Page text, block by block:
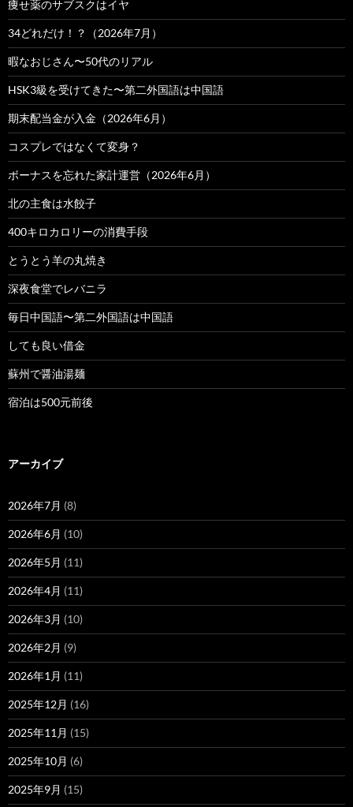
痩せ薬のサブスクはイヤ
34どれだけ！？（2026年7月）
暇なおじさん〜50代のリアル
HSK3級を受けてきた〜第二外国語は中国語
期末配当金が入金（2026年6月）
コスプレではなくて変身？
ボーナスを忘れた家計運営（2026年6月）
北の主食は水餃子
400キロカロリーの消費手段
とうとう羊の丸焼き
深夜食堂でレバニラ
毎日中国語〜第二外国語は中国語
しても良い借金
蘇州で醤油湯麺
宿泊は500元前後
アーカイブ
2026年7月 (8)
2026年6月 (10)
2026年5月 (11)
2026年4月 (11)
2026年3月 (10)
2026年2月 (9)
2026年1月 (11)
2025年12月 (16)
2025年11月 (15)
2025年10月 (6)
2025年9月 (15)